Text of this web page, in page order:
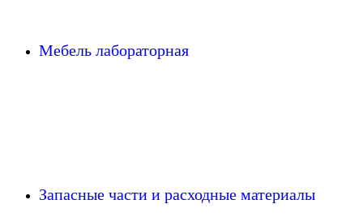
Мебель лабораторная
Запасные части и расходные материалы